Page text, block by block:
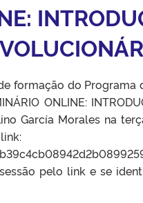
formação do
ONLINE:
García Morales na
pelo link e se